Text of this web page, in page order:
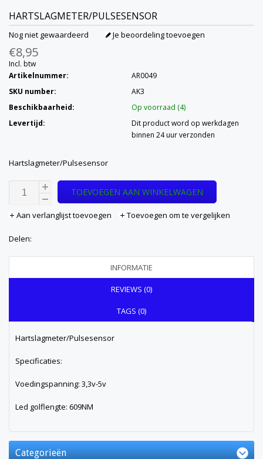
HARTSLAGMETER/PULSESENSOR
Nog niet gewaardeerd Je beoordeling toevoegen
€8,95
Incl. btw
Artikelnummer:
AR0049
SKU number:
AK3
Beschikbaarheid:
Op voorraad (4)
Levertijd:
Dit product word op werkdagen
binnen 24 uur verzonden
Hartslagmeter/Pulsesensor
TOEVOEGEN AAN WINKELWAGEN
Aan verlanglijst toevoegen Toevoegen om te vergelijken
Delen:
INFORMATIE
REVIEWS (0)
TAGS (0)
Hartslagmeter/Pulsesensor
Specificaties:
Voedingspanning: 3,3v-5v
Led golflengte: 609NM
Categorieën